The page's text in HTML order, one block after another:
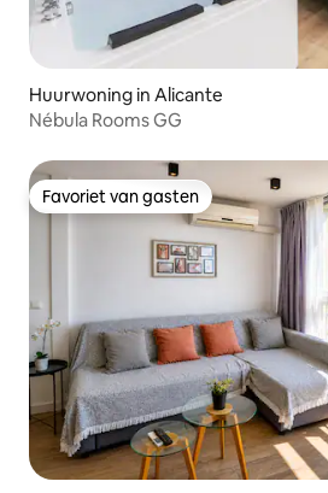
Huurwoning in Alicante
Nébula Rooms GG
Favoriet van gasten
Favoriet van gasten